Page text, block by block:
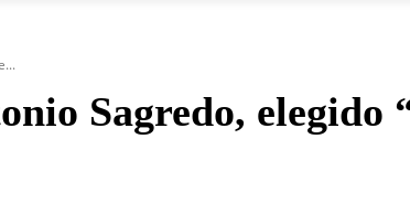
Sagredo, elegido